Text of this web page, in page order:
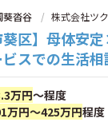
葵沓谷 株式会社ツ
葵区】母体安
スでの生活相
万円～程度
万円～425万円程